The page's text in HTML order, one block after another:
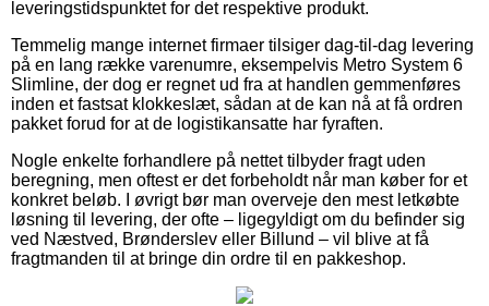
leveringstidspunktet for det respektive produkt.
Temmelig mange internet firmaer tilsiger dag-til-dag levering
på en lang række varenumre, eksempelvis Metro System 6
Slimline, der dog er regnet ud fra at handlen gemmenføres
inden et fastsat klokkeslæt, sådan at de kan nå at få ordren
pakket forud for at de logistikansatte har fyraften.
Nogle enkelte forhandlere på nettet tilbyder fragt uden
beregning, men oftest er det forbeholdt når man køber for et
konkret beløb. I øvrigt bør man overveje den mest letkøbte
løsning til levering, der ofte – ligegyldigt om du befinder sig
ved Næstved, Brønderslev eller Billund – vil blive at få
fragtmanden til at bringe din ordre til en pakkeshop.